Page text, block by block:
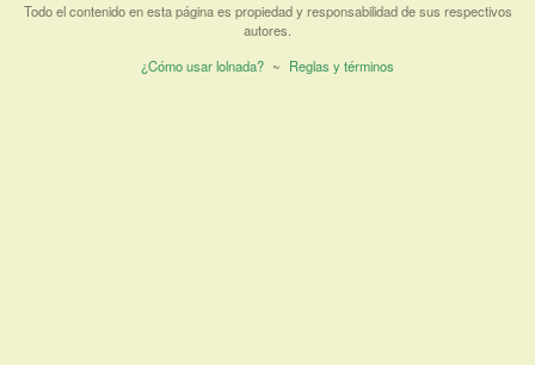
Todo el contenido en esta página es propiedad y responsabilidad de sus respectivos
autores.
¿Cómo usar lolnada? ~ Reglas y términos